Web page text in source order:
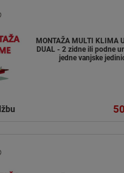
MONTAŽA MULTI KLIMA
DUAL - 2 zidne ili podne
jedne vanjske